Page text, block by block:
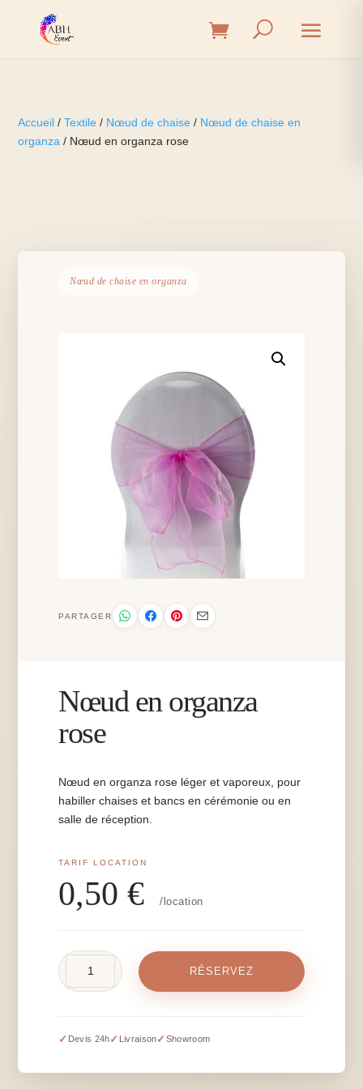
Accueil /Textile / Nœud de chaise / Nœud de chaise en
organza / Nœud en organza rose
Nœud de chaise en organza
PARTAGER
Nœud en organza
rose
Nœud en organza rose léger et vaporeux, pour
habiller chaises et bancs en cérémonie ou en
salle de réception.
0,50€ /location
organza
RÉSERVEZ
✓ Devis 24h✓ Livraison✓ Showroom